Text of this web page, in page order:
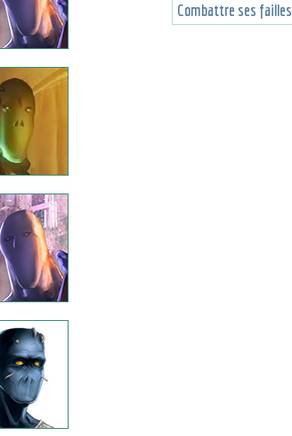
Combattre ses failles